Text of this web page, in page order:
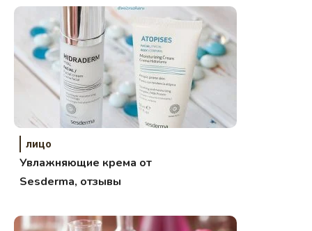
лицо
Увлажняющие крема от
Sesderma, отзывы